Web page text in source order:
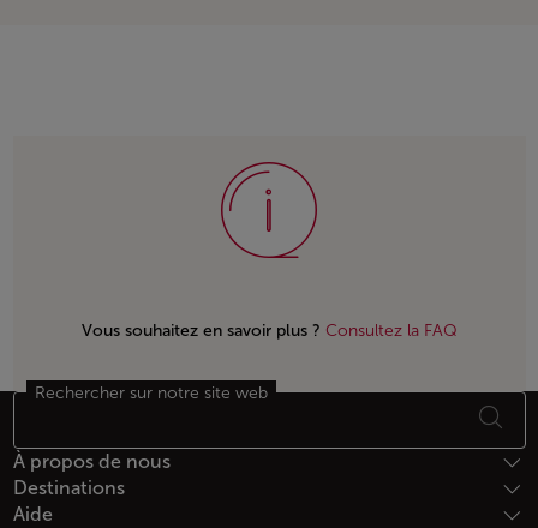
Vous souhaitez en savoir plus ? Consultez la FAQ
Bas de page Plan du site
Rechercher sur notre site web
À propos de nous
Destinations
Aide